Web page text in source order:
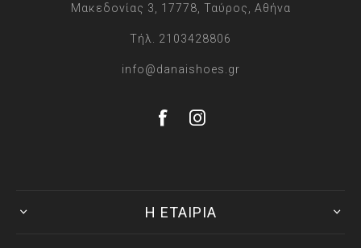
Μακεδονίας 3, 17778, Ταύρος, Αθήνα
Τήλ. 2103428806
info@danaishoes.gr
Η ΕΤΑΙΡΙΑ